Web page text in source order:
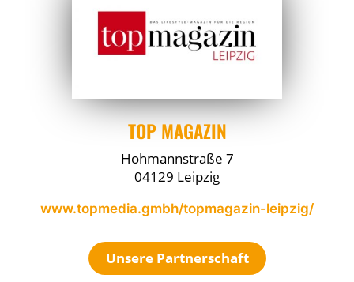
TOP MAGAZIN
Hohmannstraße 7
04129 Leipzig
www.topmedia.gmbh/topmagazin-leipzig/
Unsere Partnerschaft